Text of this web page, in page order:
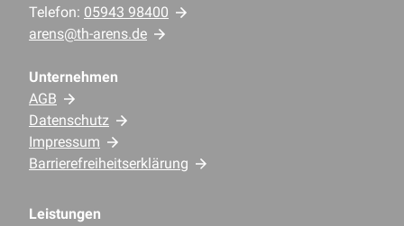
Telefon: 05943 98400
arens@th-arens.de
Unternehmen
AGB
Datenschutz
Impressum
Barrierefreiheitserklärung
Leistungen